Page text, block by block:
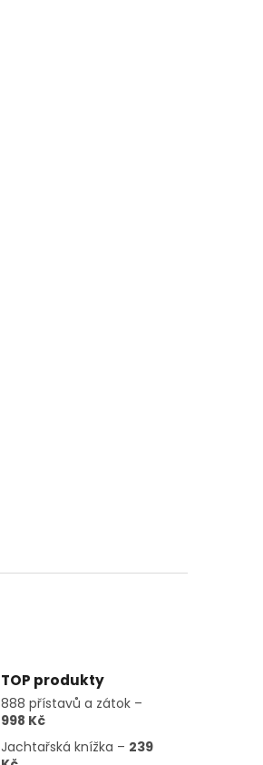
TOP produkty
888 přístavů a zátok –
998 Kč
Jachtařská knížka – 239